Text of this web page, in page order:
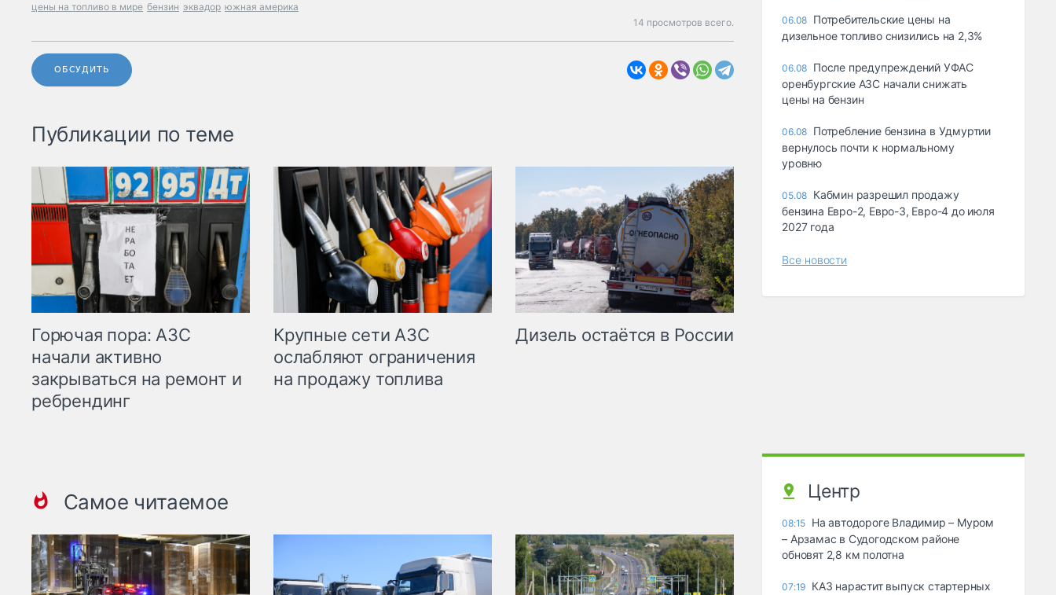
цены на топливо в мире бензин эквадор южная америка
14 просмотров всего.
ОБСУДИТЬ
Публикации по теме
Горючая пора: АЗС
начали активно
закрываться на ремонт и
ребрендинг
Крупные сети АЗС
ослабляют ограничения
на продажу топлива
Дизель остаётся в России
Самое читаемое
06.08 Потребительские цены на
дизельное топливо снизились на 2,3%
06.08 После предупреждений УФАС
оренбургские АЗС начали снижать
цены на бензин
06.08 Потребление бензина в Удмуртии
вернулось почти к нормальному
уровню
05.08 Кабмин разрешил продажу
бензина Евро-2, Евро-3, Евро-4 до июля
2027 года
Все новости
Центр
08:15 На автодороге Владимир – Муром
– Арзамас в Судогодском районе
обновят 2,8 км полотна
07:19 КАЗ нарастит выпуск стартерных